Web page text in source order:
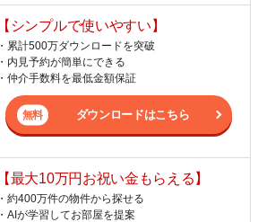
【シンプルで使いやすい】
・累計500万ダウンロードを突破
・内見予約が簡単にできる
・仲介手数料を最低金額保証
ダウンロードはこちら
【最大10万円お祝い金もらえる】
・約400万件の物件から探せる
・AIが学習してお部屋を提案